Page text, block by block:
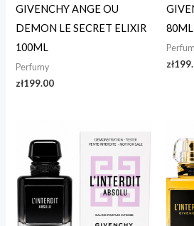
GIVENCHY ANGE OU
DEMON LE SECRET ELIXIR
100ML
Perfumy
zł199.00
zł